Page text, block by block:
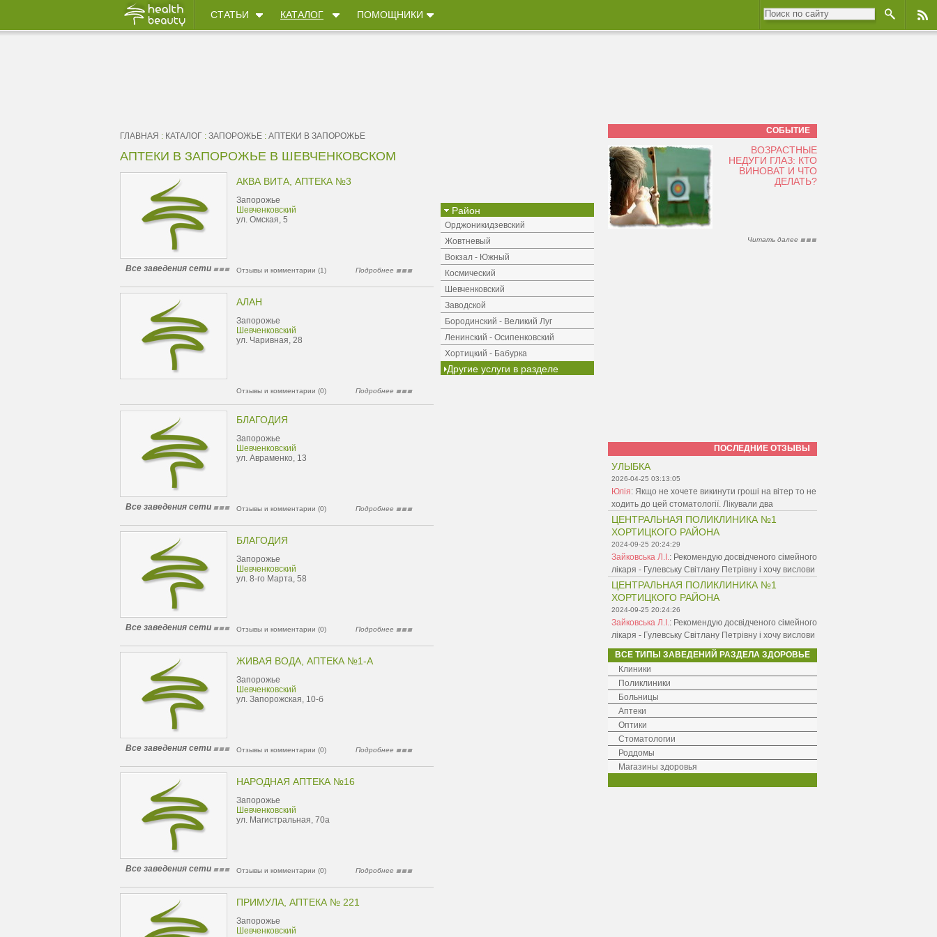
СТАТЬИ КАТАЛОГ ПОМОЩНИКИ
ГЛАВНАЯ : КАТАЛОГ : ЗАПОРОЖЬЕ : АПТЕКИ В ЗАПОРОЖЬЕ
АПТЕКИ В ЗАПОРОЖЬЕ В ШЕВЧЕНКОВСКОМ
АКВА ВИТА, АПТЕКА №3
Запорожье
Шевченковский
ул. Омская, 5
Все заведения сети Отзывы и комментарии (1) Подробнее
АЛАН
Запорожье
Шевченковский
ул. Чаривная, 28
Отзывы и комментарии (0) Подробнее
БЛАГОДИЯ
Запорожье
Шевченковский
ул. Авраменко, 13
Все заведения сети Отзывы и комментарии (0) Подробнее
БЛАГОДИЯ
Запорожье
Шевченковский
ул. 8-го Марта, 58
Все заведения сети Отзывы и комментарии (0) Подробнее
ЖИВАЯ ВОДА, АПТЕКА №1-А
Запорожье
Шевченковский
ул. Запорожская, 10-б
Все заведения сети Отзывы и комментарии (0) Подробнее
НАРОДНАЯ АПТЕКА №16
Запорожье
Шевченковский
ул. Магистральная, 70а
Все заведения сети Отзывы и комментарии (0) Подробнее
ПРИМУЛА, АПТЕКА № 221
Запорожье
Шевченковский
Район
Орджоникидзевский
Жовтневый
Вокзал - Южный
Космический
Шевченковский
Заводской
Бородинский - Великий Луг
Ленинский - Осипенковский
Хортицкий - Бабурка
Другие услуги в разделе
СОБЫТИЕ
ВОЗРАСТНЫЕ
НЕДУГИ ГЛАЗ: КТО
ВИНОВАТ И ЧТО
ДЕЛАТЬ?
Читать далее
ПОСЛЕДНИЕ ОТЗЫВЫ
УЛЫБКА
2026-04-25 03:13:05
Юлія: Якщо не хочете викинути гроші на вітер то не
ходить до цей стоматології. Лікували два
ЦЕНТРАЛЬНАЯ ПОЛИКЛИНИКА №1
ХОРТИЦКОГО РАЙОНА
2024-09-25 20:24:29
Зайковська Л.І.: Рекомендую досвідченого сімейного
лікаря - Гулевську Світлану Петрівну і хочу вислови
ЦЕНТРАЛЬНАЯ ПОЛИКЛИНИКА №1
ХОРТИЦКОГО РАЙОНА
2024-09-25 20:24:26
Зайковська Л.І.: Рекомендую досвідченого сімейного
лікаря - Гулевську Світлану Петрівну і хочу вислови
ВСЕ ТИПЫ ЗАВЕДЕНИЙ РАЗДЕЛА ЗДОРОВЬЕ
Клиники
Поликлиники
Больницы
Аптеки
Оптики
Стоматологии
Роддомы
Магазины здоровья